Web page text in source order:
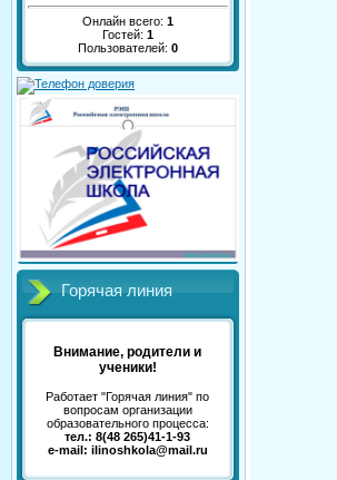
Онлайн всего: 1
Гостей: 1
Пользователей: 0
Горячая линия
Внимание, родители и
ученики!
Работает "Горячая линия" по
вопросам организации
образовательного процесса:
тел.: 8(48 265)41-1-93
e-mail: ilinoshkola@mail.ru